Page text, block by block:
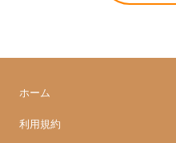
ホーム
利用規約